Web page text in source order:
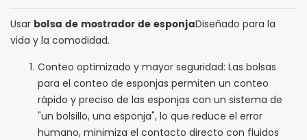
Usar bolsa de mostrador de esponjaDiseñado para la
vida y la comodidad.
Conteo optimizado y mayor seguridad: Las bolsas
para el conteo de esponjas permiten un conteo
rápido y preciso de las esponjas con un sistema de
"un bolsillo, una esponja", lo que reduce el error
humano, minimiza el contacto directo con fluidos